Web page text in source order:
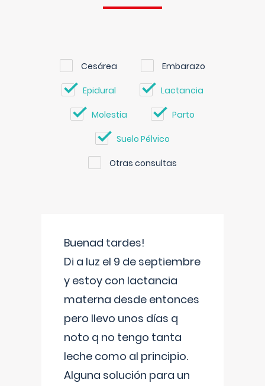
Cesárea Embarazo
Epidural Lactancia
Molestia Parto
Suelo Pélvico
Otras consultas
Buenad tardes!
Di a luz el 9 de septiembre
y estoy con lactancia
materna desde entonces
pero llevo unos días q
noto q no tengo tanta
leche como al principio.
Alguna solución para un